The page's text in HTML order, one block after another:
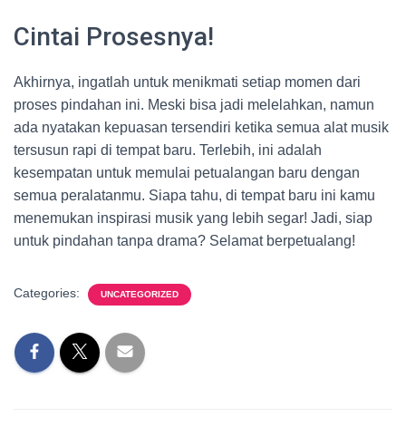
Cintai Prosesnya!
Akhirnya, ingatlah untuk menikmati setiap momen dari
proses pindahan ini. Meski bisa jadi melelahkan, namun
ada nyatakan kepuasan tersendiri ketika semua alat musik
tersusun rapi di tempat baru. Terlebih, ini adalah
kesempatan untuk memulai petualangan baru dengan
semua peralatanmu. Siapa tahu, di tempat baru ini kamu
menemukan inspirasi musik yang lebih segar! Jadi, siap
untuk pindahan tanpa drama? Selamat berpetualang!
Categories: UNCATEGORIZED